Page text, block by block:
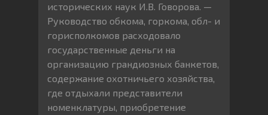
исторических наук И.В. Говорова. —
Руководство обкома, горкома, обл- и
горисполкомов расходовало
государственные деньги на
организацию грандиозных банкетов,
содержание охотничьего хозяйства,
где отдыхали представители
номенклатуры, приобретение